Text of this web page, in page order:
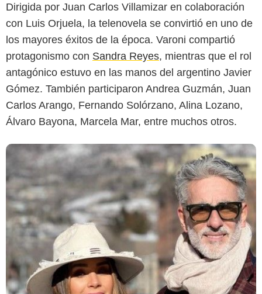
Dirigida por Juan Carlos Villamizar en colaboración
con Luis Orjuela, la telenovela se convirtió en uno de
los mayores éxitos de la época. Varoni compartió
protagonismo con Sandra Reyes, mientras que el rol
antagónico estuvo en las manos del argentino Javier
Gómez. También participaron Andrea Guzmán, Juan
Carlos Arango, Fernando Solórzano, Alina Lozano,
Álvaro Bayona, Marcela Mar, entre muchos otros.